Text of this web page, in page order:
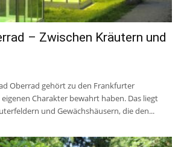
– Zwischen Kräutern und
Oberrad gehört zu den Frankfurter
Charakter bewahrt haben. Das liegt
und Gewächshäusern, die den...